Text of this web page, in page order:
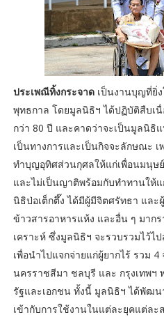
ประเพณีทิ้งกระจาดเป็นงานบุญที่ยิ่
พุทธกาล โดยมูลนิธิฯ ได้ปฏิบัติสืบเ
กว่า 80 ปี และคาดว่าจะเป็นมูลนิธิ
เป็นทางการและเป็นกิจจะลักษณะ เ
ทำบุญอุทิศส่วนกุศลให้แก่เพื่อนมนุษ
และไม่เป็นญาติพร้อมกับทำทานให้
นิธิป่อเต็กตึ๊ง ได้มีผู้มีจิตศรัทธา และ
ข้าวสารอาหารแห้ง และอื่น ๆ มาก
เคราะห์ ซึ่งมูลนิธิฯ จะรวบรวมไว้ไ
เพื่อนำไปแจกจ่ายแก่ผู้ยากไร้ รวม
นครราชสีมา ชลบุรี และ กรุงเทพฯ
รัฐและเอกชน ทั้งนี้ มูลนิธิฯ ได้พัฒน
เข้ากับการใช้งานในแต่ละยุคแต่ละ